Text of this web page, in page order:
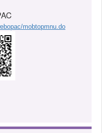
mobtopmnu.do